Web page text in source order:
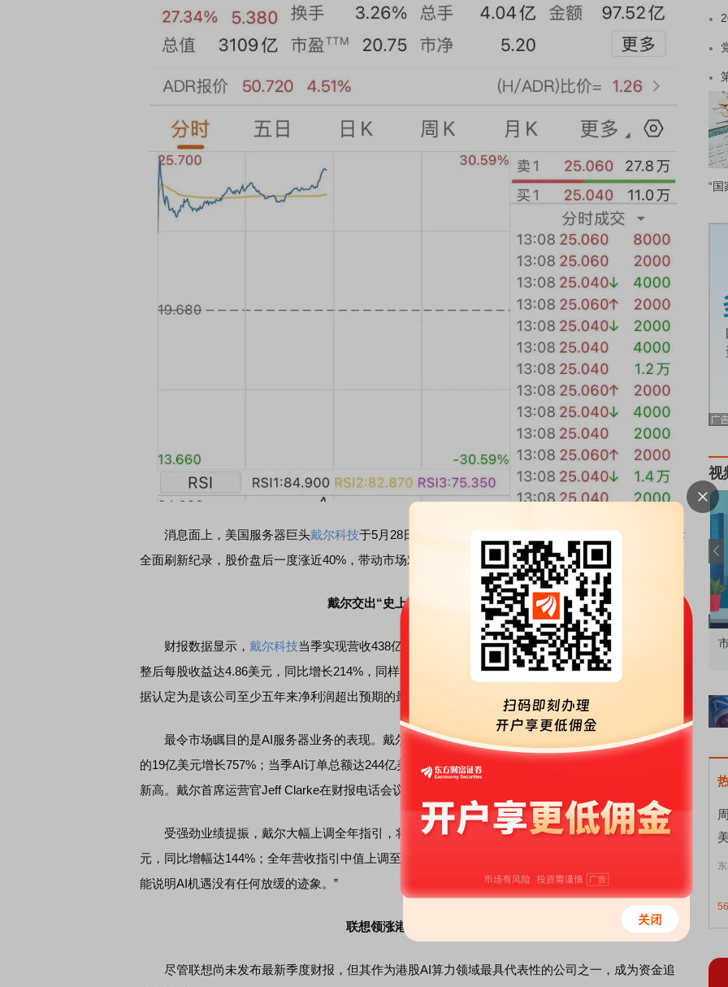
消息面上，美国服务器巨头戴尔科技于5月28日盘后公布了2027财年第一财季业绩，各项核心指标
全面刷新纪录，股价盘后一度涨近40%，带动市场对AI基础设施相关公司的乐观情绪全面升温。
戴尔交出“史上最强”季度成绩单
财报数据显示， 戴尔科技当季实现营收438亿美元，同比增长88%，超市场预期的357亿美元；调
整后每股收益达4.86美元，同比增长214%，同样超出FactSet分析师预期的2.96美元。这被FactSet数
据认定为是该公司至少五年来净利润超出预期的最大幅度。
最令市场瞩目的是AI服务器业务的表现。戴尔当季AI优化服务器收入达到161亿美元，较上年同期
的19亿美元增长757%；当季AI订单总额达244亿美元。截至季度末，AI积压订单创下513亿美元的纪录
新高。戴尔首席运营官Jeff Clarke在财报电话会议上表示，公司目前拥有超过5000家AI服务器客户。
受强劲业绩提振，戴尔大幅上调全年指引，将2027财年AI服务器全年收入预期上调至约600亿美
元，同比增幅达144%；全年营收指引中值上调至1670亿美元，同比增长约50%。Jeff Clarke称：“这只
能说明AI机遇没有任何放缓的迹象。”
联想领涨港股AI算力板块
尽管联想尚未发布最新季度财报，但其作为港股AI算力领域最具代表性的公司之一，成为资金追
“国
视
连线｜东方财富证券陈果：A股再平衡的
债券知识通识：从基础认知到特色品种 了解北交所知识 做理性投资者
56